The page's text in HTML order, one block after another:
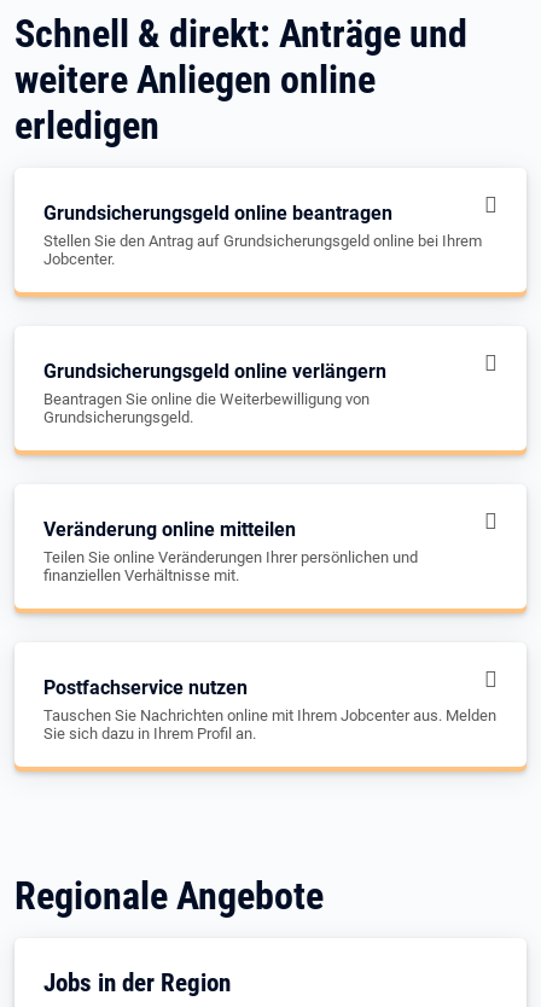
Schnell & direkt: Anträge und
weitere Anliegen online
erledigen
Grundsicherungsgeld online beantragen
Stellen Sie den Antrag auf Grundsicherungsgeld online bei Ihrem
Jobcenter.
Grundsicherungsgeld online verlängern
Beantragen Sie online die Weiterbewilligung von
Grundsicherungsgeld.
Veränderung online mitteilen
Teilen Sie online Veränderungen Ihrer persönlichen und
finanziellen Verhältnisse mit.
Postfachservice nutzen
Tauschen Sie Nachrichten online mit Ihrem Jobcenter aus. Melden
Sie sich dazu in Ihrem Profil an.
Regionale Angebote
Jobs in der Region